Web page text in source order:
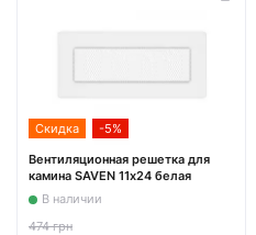
Скидка -5%
Вентиляционная решетка для
камина SAVEN 11х24 белая
В наличии
474 грн